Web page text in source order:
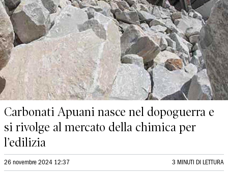
Carbonati Apuani nasce nel dopoguerra e
si rivolge al mercato della chimica per
l’edilizia
26 novembre 2024 12:37 3 MINUTI DI LETTURA